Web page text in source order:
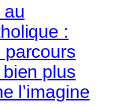
:
parcours
plus
l’imagine